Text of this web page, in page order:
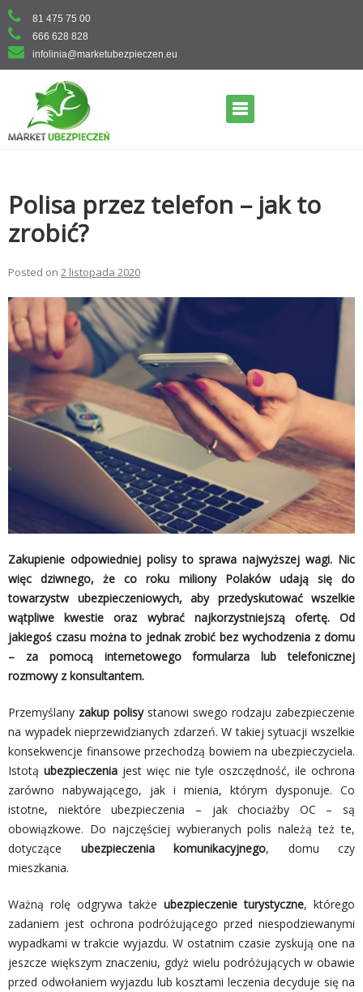
Skip
to
content
81 475 75 00
666 628 828
infolinia@marketubezpieczen.eu
Polisa przez telefon – jak to
zrobić?
Posted on 2 listopada 2020
Zakupienie odpowiedniej polisy to sprawa najwyższej wagi. Nic
więc dziwnego, że co roku miliony Polaków udają się do
towarzystw ubezpieczeniowych, aby przedyskutować wszelkie
wątpliwe kwestie oraz wybrać najkorzystniejszą ofertę. Od
jakiegoś czasu można to jednak zrobić bez wychodzenia z domu
– za pomocą internetowego formularza lub telefonicznej
rozmowy z konsultantem.
Przemyślany zakup polisystanowi swego rodzaju zabezpieczenie
na wypadek nieprzewidzianych zdarzeń. W takiej sytuacji wszelkie
konsekwencje finansowe przechodzą bowiem na ubezpieczyciela.
Istotą ubezpieczenia jest więc nie tyle oszczędność, ile ochrona
zarówno nabywającego, jak i mienia, którym dysponuje. Co
istotne, niektóre ubezpieczenia – jak chociażby OC – są
obowiązkowe. Do najczęściej wybieranych polis należą też te,
dotyczące ubezpieczenia komunikacyjnego, domu czy
mieszkania.
Ważną rolę odgrywa także ubezpieczenie turystyczne, którego
zadaniem jest ochrona podróżującego przed niespodziewanymi
wypadkami w trakcie wyjazdu. W ostatnim czasie zyskują one na
jeszcze większym znaczeniu, gdyż wielu podróżujących w obawie
przed odwołaniem wyjazdu lub kosztami leczenia decyduje się na